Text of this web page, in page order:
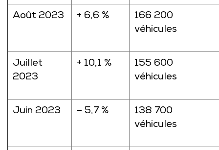
Août 2023 + 6,6 %
166 200
véhicules
Juillet
2023
+ 10,1 %
155 600
véhicules
Juin 2023 – 5,7 %
138 700
véhicules